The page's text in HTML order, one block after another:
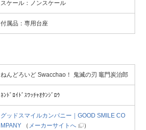
スケール：ノンスケール
付属品：専用台座
ねんどろいど Swacchao！ 鬼滅の刃 竈門炭治郎
ﾈﾝﾄﾞﾛｲﾄﾞｽﾜｯﾁｬｵﾀﾝｼﾞﾛｳ
グッドスマイルカンパニー｜GOOD SMILE CO
MPANY （ メーカーサイトへ ）